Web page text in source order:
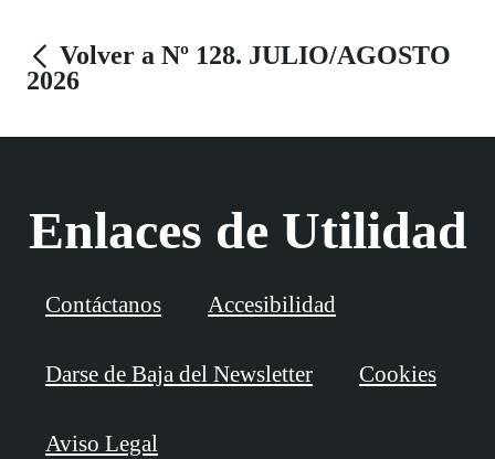
Volver a Nº 128. JULIO/AGOSTO
2026
Enlaces de Utilidad
Contáctanos Accesibilidad
Darse de Baja del Newsletter Cookies
Aviso Legal